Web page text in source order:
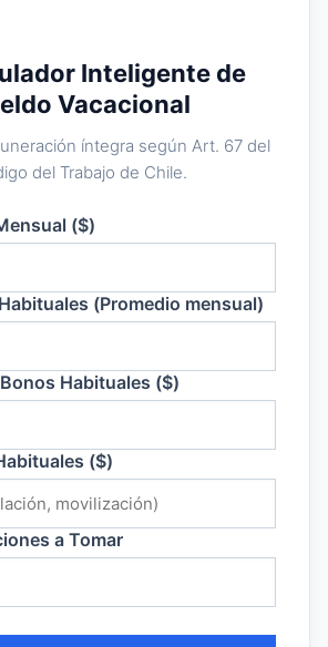
Inteligente de
Vacacional
íntegra según Art. 67 del
del Trabajo de Chile.
($)
(Promedio mensual)
Habituales ($)
($)
a Tomar